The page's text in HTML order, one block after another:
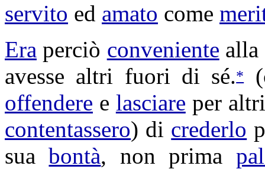
servito ed amato come
Era perciò conveniente alla
avesse altri fuori di sé.*
offendere e lasciare per
contentassero) di crederlo
suabontà, non prima